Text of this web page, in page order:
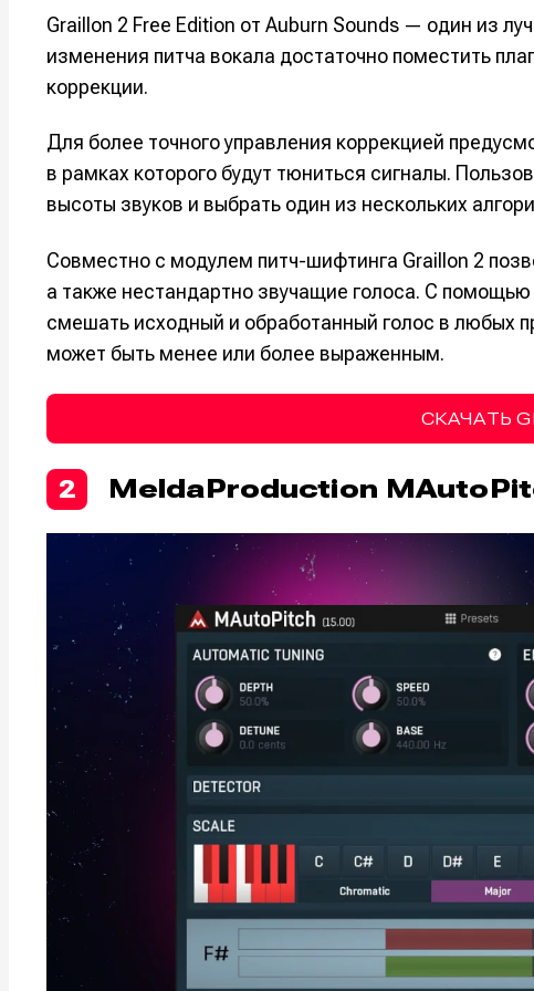
Мы в
Информация
Мы в
Информация
Graillon 2 Free Edition от Auburn Sounds — один из
изменения питча вокала достаточно поместить
коррекции.
Для более точного управления коррекцией
в рамках которого будут тюниться сигналы.
высоты звуков и выбрать один из нескольких
Совместно с модулем питч-шифтинга Graillon 2
а также нестандартно звучащие голоса. С
смешать исходный и обработанный голос в любых
может быть менее или более выраженным.
СКАЧАТЬ
2 MeldaProduction